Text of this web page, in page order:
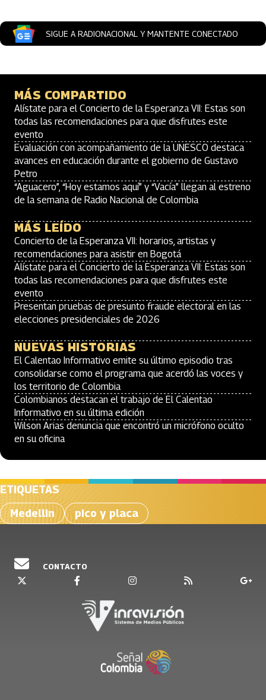
SIGUE A RADIONACIONAL Y MANTENTE CONECTADO
MÁS COMPARTIDO
Alístate para el Concierto de la Esperanza VII: Estas son
todas las recomendaciones para que disfrutes este
evento
Evaluación con acompañamiento de la UNESCO destaca
avances en educación durante el gobierno de Gustavo
Petro
“Aguacero”, “Hoy estamos aquí” y “Vacía” llegan al estreno
de la semana de Radio Nacional de Colombia
MÁS LEÍDO
Concierto de la Esperanza VII: horarios, artistas y
recomendaciones para asistir en Bogotá
Alístate para el Concierto de la Esperanza VII: Estas son
todas las recomendaciones para que disfrutes este
evento
Presentan pruebas de presunto fraude electoral en las
elecciones presidenciales de 2026
NUEVAS HISTORIAS
El Calentao Informativo emite su último episodio tras
consolidarse como el programa que acerdó las voces y
los territorio de Colombia
Colombianos destacan el trabajo de El Calentao
Informativo en su última edición
Wilson Arias denuncia que encontró un micrófono oculto
en su oficina
ETIQUETAS
Medellin
pico y placa
CONTACTO